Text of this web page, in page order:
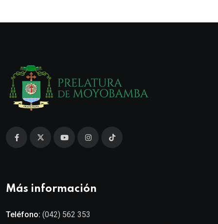
Más información
Teléfono: (042) 562 353